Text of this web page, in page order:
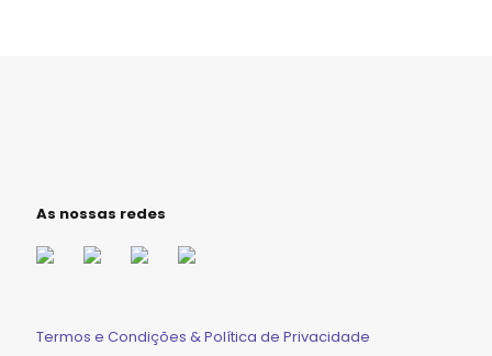
As nossas redes
Termos e Condições & Política de Privacidade